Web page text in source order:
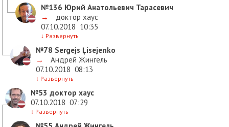
№136 Юрий Анатольевич Тарасевич
→
доктор хаус
07.10.2018 10:35
↓ Развернуть
№78 Sergejs Ļisejenko
→
Андрей Жингель
07.10.2018 08:13
↓ Развернуть
№53 доктор хаус
07.10.2018 07:29
↓ Развернуть